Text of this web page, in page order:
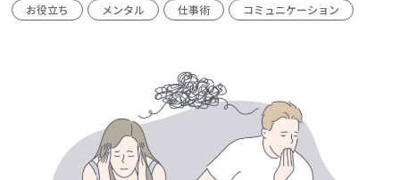
お役立ち メンタル 仕事術 コミュニケーション